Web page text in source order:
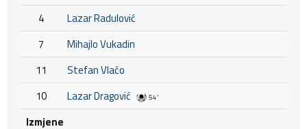
4
Lazar Radulović
7
Mihajlo Vukadin
11
Stefan Vlačo
10
Lazar Dragović 54'
Izmjene